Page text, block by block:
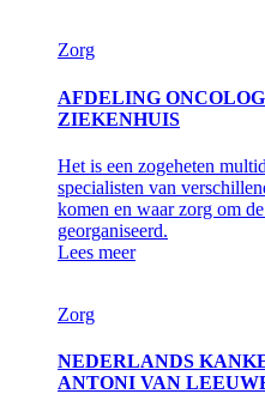
Zorg
AFDELING
ZIEKENHUIS
Het is een zogeheten
specialisten van
komen en waar zorg om
georganiseerd.
Lees meer
Zorg
NEDERLANDS
ANTONI VAN